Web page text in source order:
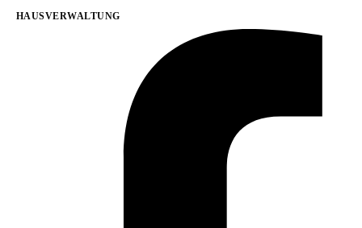
HAUSVERWALTUNG